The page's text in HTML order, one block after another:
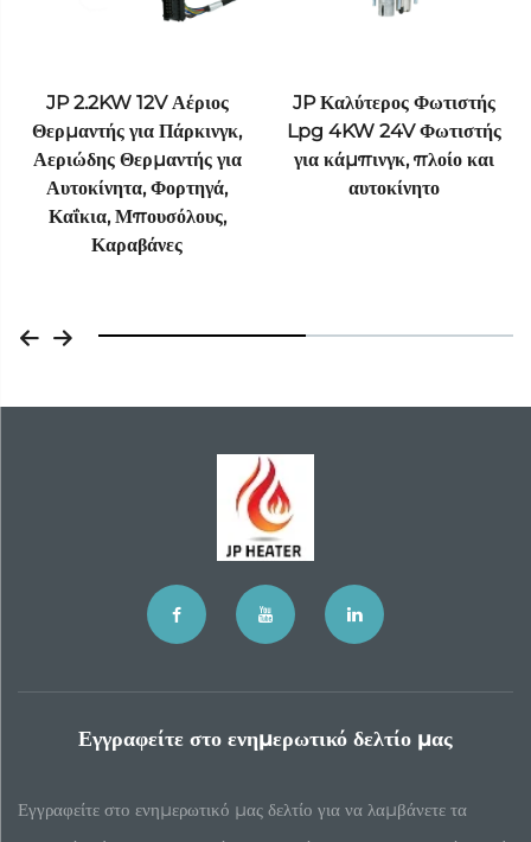
JP 2.2KW 12V Αέριος
Θερμαντής για Πάρκινγκ,
Αεριώδης Θερμαντής για
Αυτοκίνητα, Φορτηγά,
Καΐκια, Μπουσόλους,
Καραβάνες
JP Καλύτερος Φωτιστής
Lpg 4KW 24V Φωτιστής
για κάμπινγκ, πλοίο και
αυτοκίνητο
Εγγραφείτε στο ενημερωτικό δελτίο μας
Εγγραφείτε στο ενημερωτικό μας δελτίο για να λαμβάνετε τα